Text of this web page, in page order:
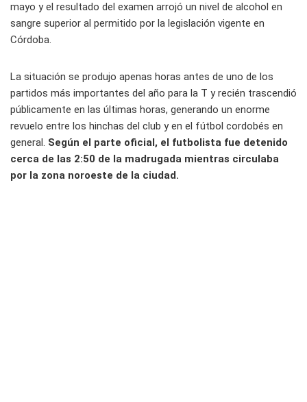
mayo y el resultado del examen arrojó un nivel de alcohol en
sangre superior al permitido por la legislación vigente en
Córdoba.
La situación se produjo apenas horas antes de uno de los
partidos más importantes del año para la T y recién trascendió
públicamente en las últimas horas, generando un enorme
revuelo entre los hinchas del club y en el fútbol cordobés en
general. Según el parte oficial, el futbolista fue detenido
cerca de las 2:50 de la madrugada mientras circulaba
por la zona noroeste de la ciudad.